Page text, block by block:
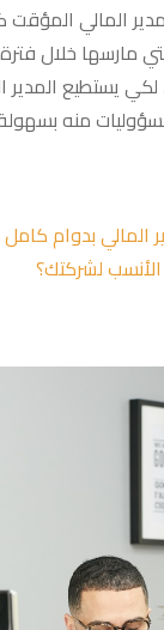
المالي المؤقت
مارسها خلال
يستطيع المدير
منه
المالي بدوام
لشركتك؟